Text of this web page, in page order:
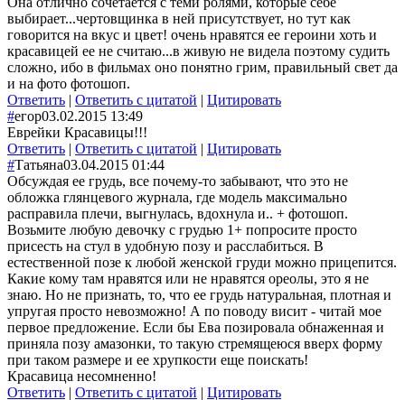
выбирает...чертовщинка в ней присутствует, но тут как
говорится на вкус и цвет! очень нравятся ее героини хоть и
красавицей ее не считаю...в живую не видела поэтому судить
сложно, ибо в фильмах оно понятно грим, правильный свет да
и на фото фотошоп.
Ответить | Ответить с цитатой | Цитировать
#егор03.02.2015 13:49
Еврейки Красавицы!!!
Ответить | Ответить с цитатой | Цитировать
#Татьяна03.04.2015 01:44
Обсуждая ее грудь, все почему-то забывают, что это не
обложка глянцевого журнала, где модель максимально
расправила плечи, выгнулась, вдохнула и.. + фотошоп.
Возьмите любую девочку с грудью 1+ попросите просто
присесть на стул в удобную позу и расслабиться. В
естественной позе к любой женской груди можно прицепится.
Какие кому там нравятся или не нравятся ореолы, это я не
знаю. Но не признать, то, что ее грудь натуральная, плотная и
упругая просто невозможно! А по поводу висит - читай мое
первое предложение. Если бы Ева позировала обнаженная и
приняла позу амазонки, то такую стремящеюся вверх форму
при таком размере и ее хрупкости еще поискать!
Красавица несомненно!
Ответить | Ответить с цитатой | Цитировать